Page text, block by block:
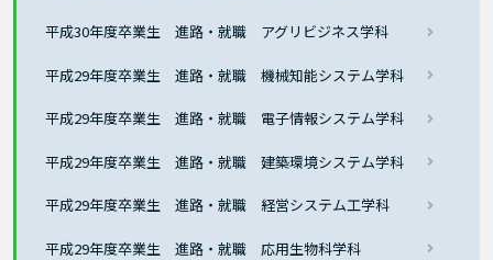
平成30年度卒業生 進路・就職 アグリビジネス学科
平成29年度卒業生 進路・就職 機械知能システム学科
平成29年度卒業生 進路・就職 電子情報システム学科
平成29年度卒業生 進路・就職 建築環境システム学科
平成29年度卒業生 進路・就職 経営システム工学科
平成29年度卒業生 進路・就職 応用生物科学科